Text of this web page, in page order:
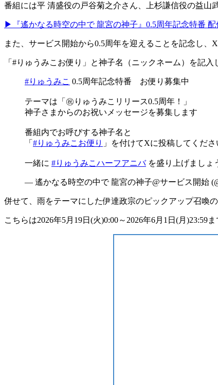
番組には平 清盛役の戸谷菊之介さん 、上杉謙信役の益山
▶『遙かなる時空の中で 龍宮の神子』0.5周年記念特番 配
また、サービス開始から0.5周年を迎えることを記念し、
「#りゅうみこお便り」と神子名（ニックネーム）を記入
#りゅうみこ 0.5周年記念特番 お便り募集中
テーマは「㊗りゅうみこリリース0.5周年！」
神子さまからのお祝いメッセージを募集します
番組内でお呼びする神子名と
「 #りゅうみこお便り 」を付けてXに投稿してくださ
一緒に #りゅうみこハーフアニバを盛り上げましょ
— 遙かなる時空の中で 龍宮の神子@サービス開始
併せて、雨をテーマにした伊達政宗のピックアップ召喚
こちらは2026年5月19日(火)0:00～2026年6月1日(月)23:59ま